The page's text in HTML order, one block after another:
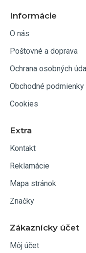
Informácie
O nás
Poštovné a doprava
Ochrana osobných
Obchodné podmienky
Cookies
Extra
Kontakt
Reklamácie
Mapa stránok
Značky
Zákaznícky účet
Môj účet